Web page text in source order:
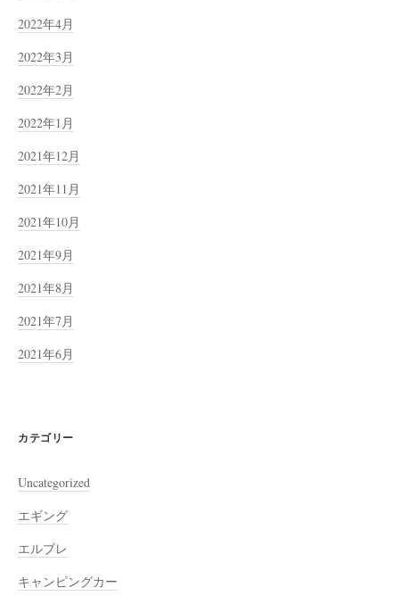
2022年4月
2022年3月
2022年2月
2022年1月
2021年12月
2021年11月
2021年10月
2021年9月
2021年8月
2021年7月
2021年6月
カテゴリー
Uncategorized
エギング
エルブレ
キャンピングカー